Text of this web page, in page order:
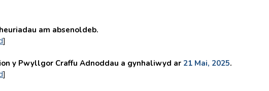
am absenoldeb.
]
y Pwyllgor Craffu Adnoddau a gynhaliwyd ar 21 Mai, 2025.
]